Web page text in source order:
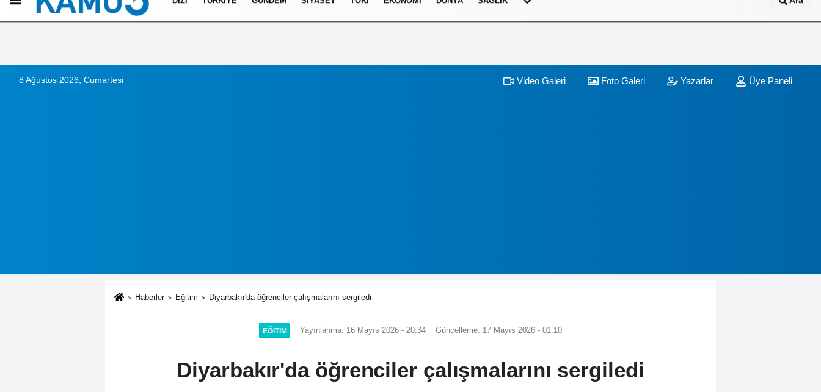
İletişim Çerez Politikası
8 Ağustos 2026, Cumartesi Video Galeri Foto Galeri Yazarlar Üye Paneli
Haberler Eğitim Diyarbakır'da öğrenciler çalışmalarını sergiledi
EĞITIM Yayınlanma: 16 Mayıs 2026 - 20:34 Güncelleme: 17 Mayıs 2026 - 01:10
Diyarbakır'da öğrenciler çalışmalarını sergiledi